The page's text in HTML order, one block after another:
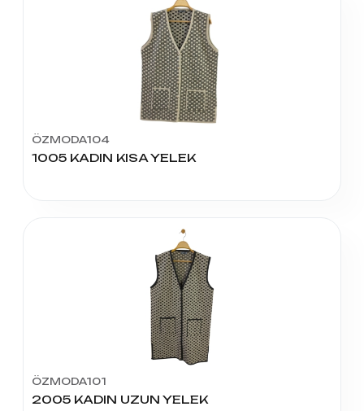
ÖZMODA104
1005 KADIN KISA YELEK
ÖZMODA101
2005 KADIN UZUN YELEK